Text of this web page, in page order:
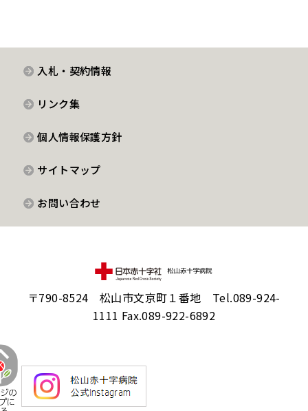
入札・契約情報
リンク集
個人情報保護方針
サイトマップ
お問い合わせ
〒790-8524 松山市文京町１番地 Tel.089-924-
1111 Fax.089-922-6892